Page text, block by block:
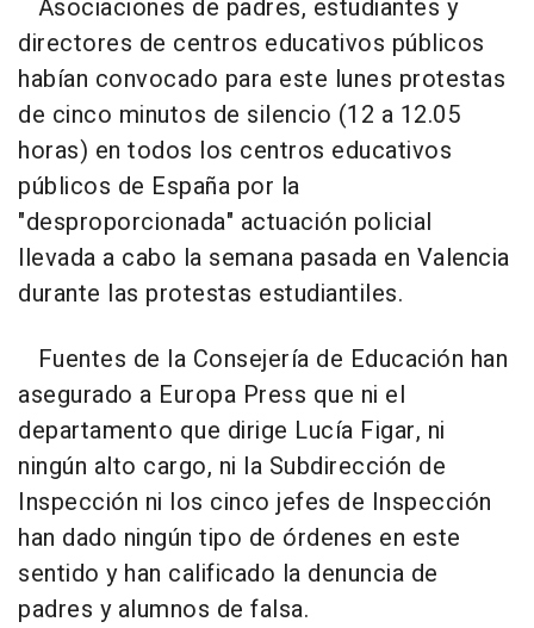
Asociaciones de padres, estudiantes y
directores de centros educativos públicos
habían convocado para este lunes protestas
de cinco minutos de silencio (12 a 12.05
horas) en todos los centros educativos
públicos de España por la
"desproporcionada" actuación policial
llevada a cabo la semana pasada en Valencia
durante las protestas estudiantiles.
Fuentes de la Consejería de Educación han
asegurado a Europa Press que ni el
departamento que dirige Lucía Figar, ni
ningún alto cargo, ni la Subdirección de
Inspección ni los cinco jefes de Inspección
han dado ningún tipo de órdenes en este
sentido y han calificado la denuncia de
padres y alumnos de falsa.